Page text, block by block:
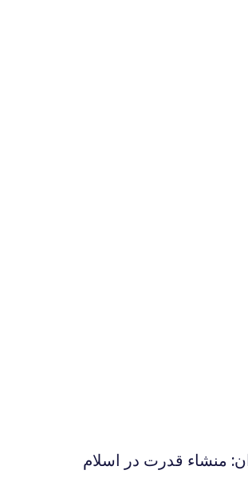
منشاء قدرت در اسلام